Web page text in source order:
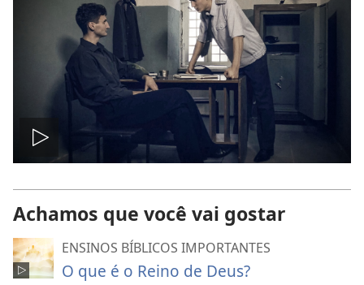
Reproduzir
vídeo
Achamos que você vai gostar
ENSINOS BÍBLICOS IMPORTANTES
O que é o Reino de Deus?